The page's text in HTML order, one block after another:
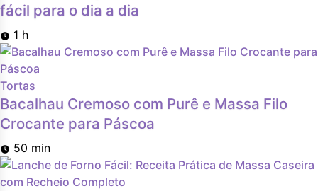
fácil para o dia a dia
1 h
Tortas
Bacalhau Cremoso com Purê e Massa Filo
Crocante para Páscoa
50 min